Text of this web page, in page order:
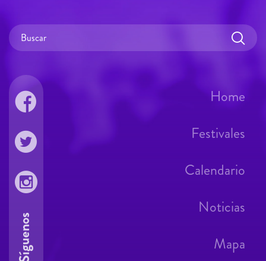
Home
Festivales
Calendario
Noticias
Mapa
Síguenos